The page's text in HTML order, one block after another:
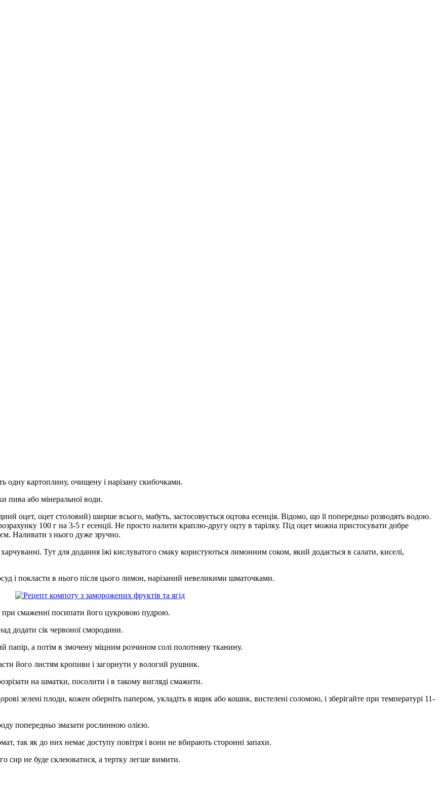
одну картоплину, очищену і нарізану скибочками.
пива або мінеральної води.
оцет, оцет столовий) ширше всього, мабуть, застосовується оцтова есенція. Відомо, що її попередньо розводять водою.
100 г на 3-5 г есенції. Не просто налити краплю-другу оцту в тарілку. Під оцет можна пристосувати добре
Наливати з нього дуже зручно.
Тут для додання їжі кислуватого смаку користуються лимонним соком, який додається в салати, киселі,
і покласти в нього після цього лимон, нарізаний невеликими шматочками.
при смаженні посипати його цукровою пудрою.
додати сік червоної смородини.
а потім в змочену міцним розчином солі полотняну тканину.
його листям кропиви і загорнути у вологий рушник.
на шматки, посолити і в такому вигляді смажити.
зелені плоди, кожен оберніть папером, укладіть в ящик або кошик, вистелені соломою, і зберігайте при температурі 11-
попередньо змазати рослинною олією.
так як до них немає доступу повітря і вони не вбирають сторонні запахи.
сир не буде склеюватися, а тертку легше вимити.